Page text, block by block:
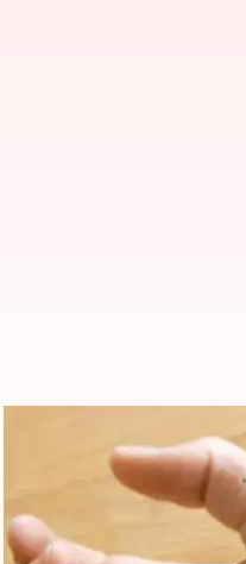
உங்கள்
Venkatalakshmi V
செய்தி முன்னோட்டம்